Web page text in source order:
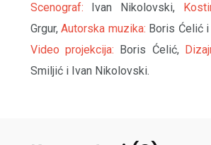
Scenograf: Ivan Nikolovski,
Grgur,Autorska muzika: Boris Ćelić
Video projekcija: Boris Ćelić,
Smiljić i Ivan Nikolovski.